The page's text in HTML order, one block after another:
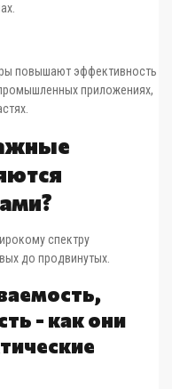
повышают эффективность
приложениях,
спектру
до продвинутых.
- как они